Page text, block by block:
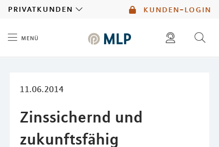
kunden-login
privatkunden
menü
11.06.2014
Zinssichernd und
zukunftsfähig